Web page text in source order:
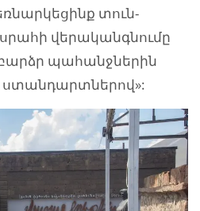
տուն-
վերականգնումը
պահանջներին